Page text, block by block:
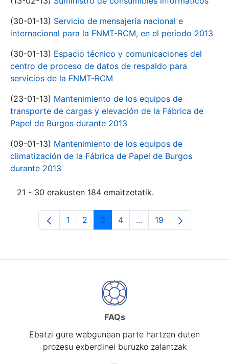
(30-01-13) Servicio de mensajería nacional e
internacional para la FNMT-RCM, en el período 2013
(30-01-13) Espacio técnico y comunicaciones del
centro de proceso de datos de respaldo para
servicios de la FNMT-RCM
(23-01-13) Mantenimiento de los equipos de
transporte de cargas y elevación de la Fábrica de
Papel de Burgos durante 2013
(09-01-13) Mantenimiento de los equipos de
climatización de la Fábrica de Papel de Burgos
durante 2013
21 - 30 erakusten 184 emaitzetatik.
Orrialdea
1 Orrialdea
2 Orrialdea
3 Orrialdea
4 ...Intermediate Pages
Orrialdea
19
FAQs
Ebatzi gure webgunean parte hartzen duten
prozesu exberdinei buruzko zalantzak